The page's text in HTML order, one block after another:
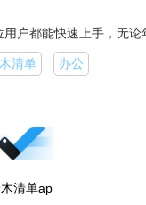
户都能快速上手，无论
清单 办公
清单ap